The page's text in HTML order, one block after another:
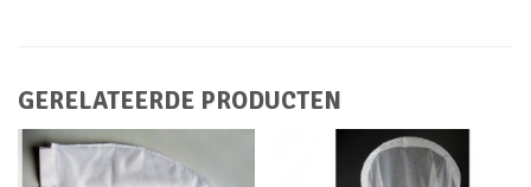
GERELATEERDE PRODUCTEN